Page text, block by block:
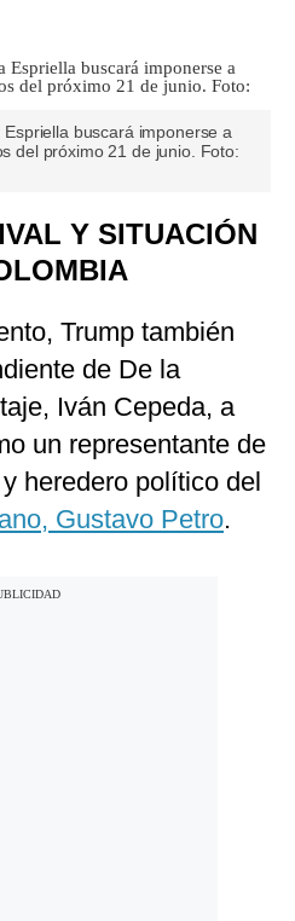
buscará imponerse a
del próximo 21 de junio. Foto:
Y SITUACIÓN
Trump también
de De la
Iván Cepeda, a
un representante de
heredero político del
Gustavo Petro.